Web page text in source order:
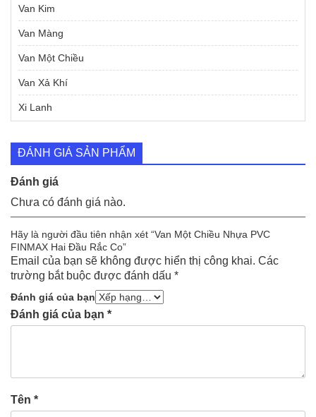
Van Kim
Van Màng
Van Một Chiều
Van Xả Khí
Xi Lanh
ĐÁNH GIÁ SẢN PHẨM
Đánh giá
Chưa có đánh giá nào.
Hãy là người đầu tiên nhận xét “Van Một Chiều Nhựa PVC
FINMAX Hai Đầu Rắc Co”
Email của bạn sẽ không được hiển thị công khai. Các
trường bắt buộc được đánh dấu *
Đánh giá của bạn
Đánh giá của bạn *
Tên *